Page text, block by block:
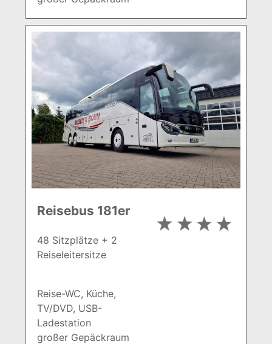
Reisebus 181er
48 Sitzplätze + 2
Reiseleitersitze
Reise-WC, Küche,
TV/DVD, USB-
Ladestation
großer Gepäckraum